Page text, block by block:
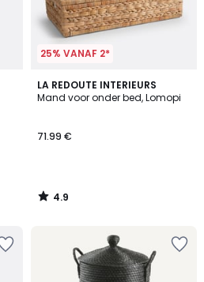
25% VANAF 2*
LA REDOUTE INTERIEURS
Mand voor onder bed, Lomopi
71.99 €
4.9
/ 5
4.9
/